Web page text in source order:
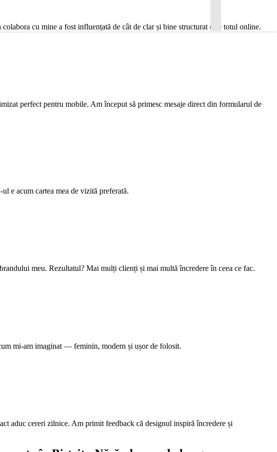
cu mine a fost influențată de cât de clar și bine structurat este totul online.
perfect pentru mobile. Am început să primesc mesaje direct din formularul de
e acum cartea mea de vizită preferată.
meu. Rezultatul? Mai mulți clienți și mai multă încredere în ceea ce fac.
mi-am imaginat — feminin, modern și ușor de folosit.
aduc cereri zilnice. Am primit feedback că designul inspiră încredere și